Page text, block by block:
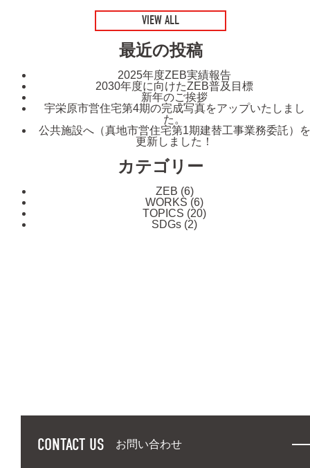
VIEW ALL
最近の投稿
2025年度ZEB実績報告
2030年度に向けたZEB普及目標
新年のご挨拶
宇栄原市営住宅第4期の完成写真をアップいたしまし
た。
公共施設へ（真地市営住宅第1期建替工事業務委託）を
更新しました！
カテゴリー
ZEB (6)
WORKS (6)
TOPICS (20)
SDGs (2)
CONTACT US お問い合わせ